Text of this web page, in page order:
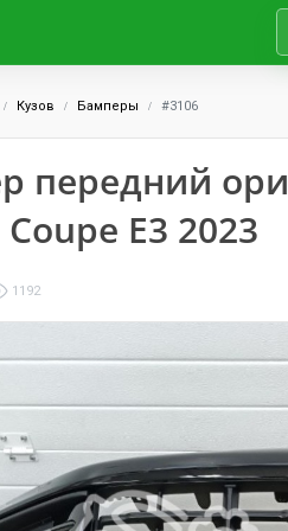
Кузов Бамперы #3106
передний
E3 2023
1192